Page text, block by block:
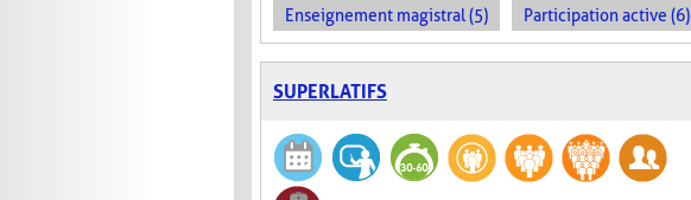
Enseignement magistral (5) Participation active (6)
SUPERLATIFS